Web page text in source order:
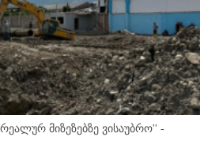
მიზეზებზე ვისაუბრო'' -